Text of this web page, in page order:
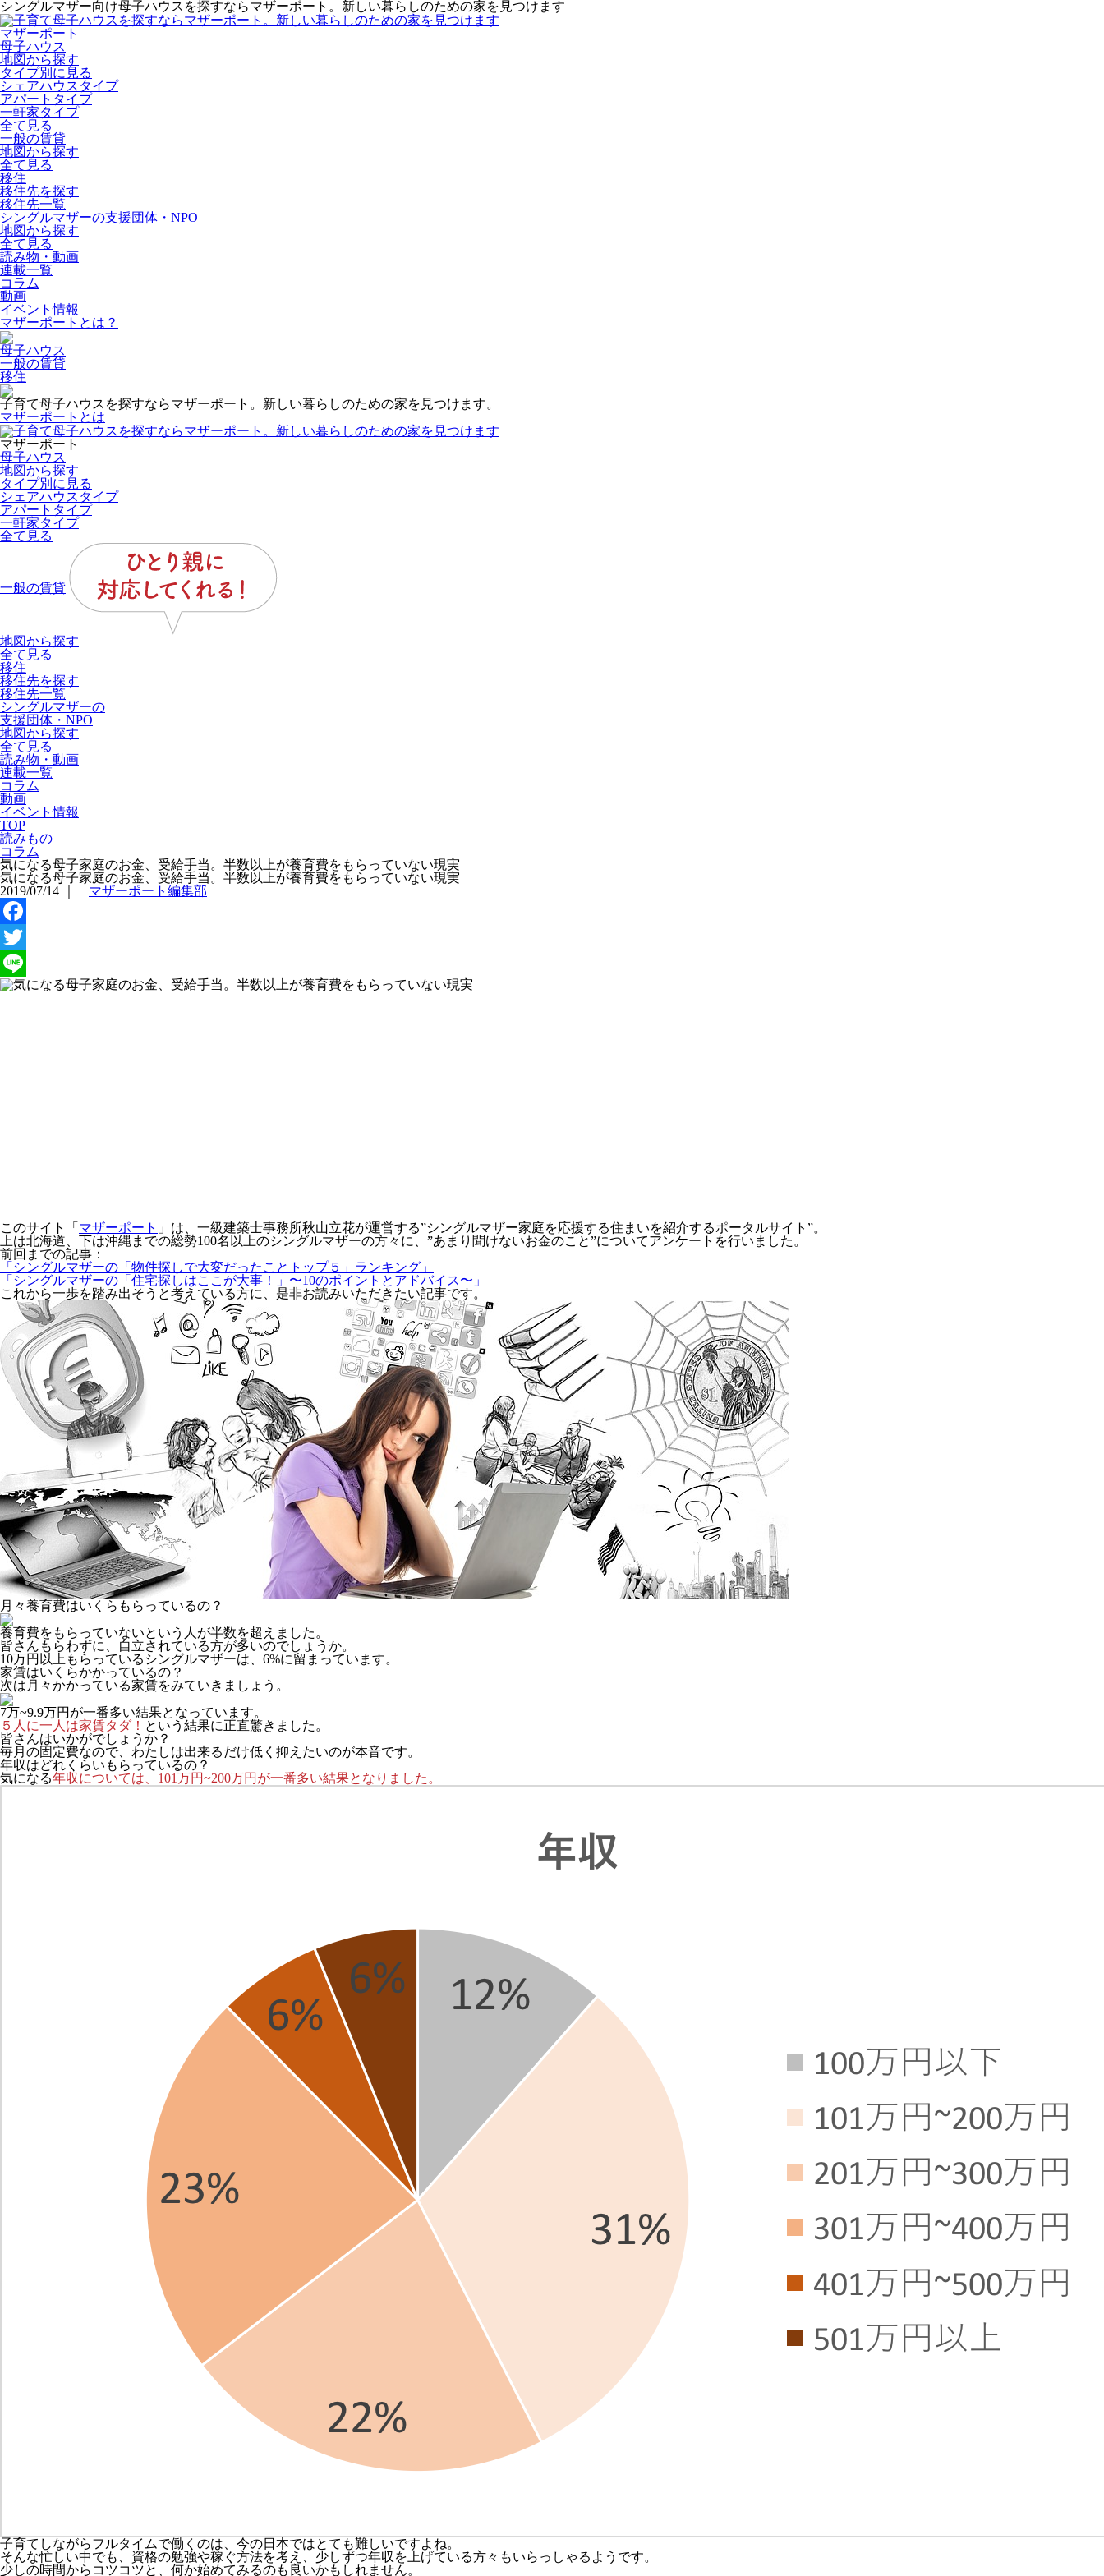
シングルマザー向け母子ハウスを探すならマザーポート。新しい暮らしのための家を見つけます
マザーポート
母子ハウス
地図から探す
タイプ別に見る
シェアハウスタイプ
アパートタイプ
一軒家タイプ
全て見る
一般の賃貸
地図から探す
全て見る
移住
移住先を探す
移住先一覧
シングルマザーの支援団体・NPO
地図から探す
全て見る
読み物・動画
連載一覧
コラム
動画
イベント情報
マザーポートとは？
母子ハウス
一般の賃貸
移住
子育て母子ハウスを探すならマザーポート。新しい暮らしのための家を見つけます。
マザーポートとは
マザーポート
母子ハウス
地図から探す
タイプ別に見る
シェアハウスタイプ
アパートタイプ
一軒家タイプ
全て見る
一般の賃貸
地図から探す
全て見る
移住
移住先を探す
移住先一覧
シングルマザーの
支援団体・NPO
地図から探す
全て見る
読み物・動画
連載一覧
コラム
動画
イベント情報
TOP
読みもの
コラム
気になる母子家庭のお金、受給手当。半数以上が養育費をもらっていない現実
気になる母子家庭のお金、受給手当。半数以上が養育費をもらっていない現実
2019/07/14
マザーポート編集部
Facebook
Twitter
Line
このサイト「 マザーポート 」は、一級建築士事務所秋山立花が運営する”シングルマザー家庭を応援する住まいを紹介するポータルサイト”。
上は北海道、下は沖縄までの総勢100名以上のシングルマザーの方々に、”あまり聞けないお金のこと”についてアンケートを行いました。
前回までの記事：
「シングルマザーの「物件探しで大変だったことトップ５」ランキング」
「シングルマザーの「住宅探しはここが大事！」〜10のポイントとアドバイス〜」
これから一歩を踏み出そうと考えている方に、是非お読みいただきたい記事です。
月々養育費はいくらもらっているの？
養育費をもらっていないという人が半数を超えました。
皆さんもらわずに、自立されている方が多いのでしょうか。
10万円以上もらっているシングルマザーは、6%に留まっています。
家賃はいくらかかっているの？
次は月々かかっている家賃をみていきましょう。
7万~9.9万円が一番多い結果となっています。
５人に一人は家賃タダ！ という結果に正直驚きました。
皆さんはいかがでしょうか？
毎月の固定費なので、わたしは出来るだけ低く抑えたいのが本音です。
年収はどれくらいもらっているの？
気になる年収については、101万円~200万円が一番多い結果となりました。
子育てしながらフルタイムで働くのは、今の日本ではとても難しいですよね。
そんな忙しい中でも、資格の勉強や稼ぐ方法を考え、少しずつ年収を上げている方々もいらっしゃるようです。
少しの時間からコツコツと、何か始めてみるのも良いかもしれません。